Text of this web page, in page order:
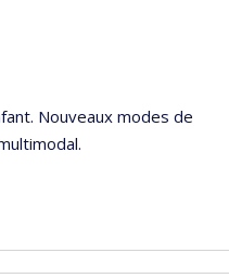
Nouveaux modes de